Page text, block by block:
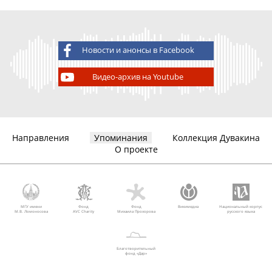
Новости и анонсы в Facebook
Видео-архив на Youtube
Направления Упоминания
Коллекция Дувакина
О проекте
МГУ имени
М.В. Ломоносова
Фонд
AVC Charity
Фонд
Михаила Прохорова
Викимедиа
Национальный корпус
русского языка
Благотворительный
фонд «Дар»